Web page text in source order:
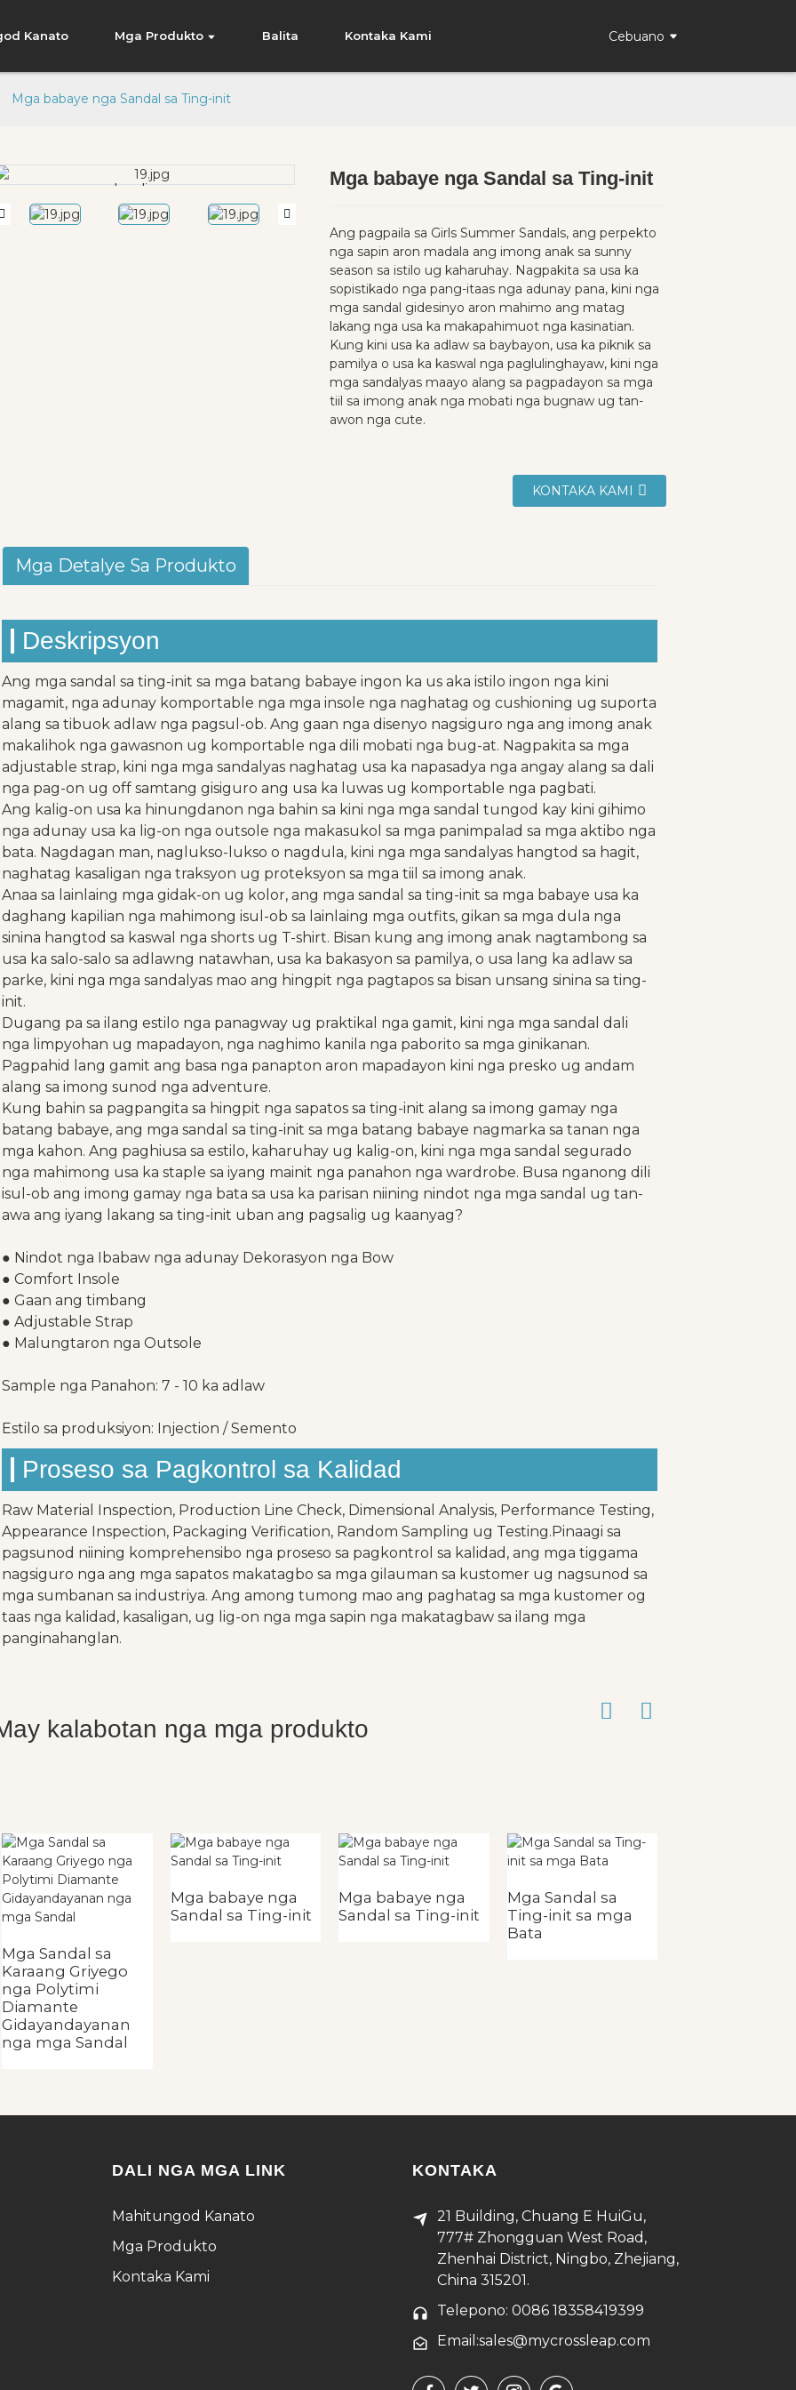
Kanato Mga Produkto Balita Kontaka Kami Cebuano
Mga babaye nga Sandal sa Ting-init
Loading...
Loading... Loading...
Loading...
Mga babaye nga Sandal sa Ting-init
Ang pagpaila sa Girls Summer Sandals, ang perpekto
nga sapin aron madala ang imong anak sa sunny
season sa istilo ug kaharuhay. Nagpakita sa usa ka
sopistikado nga pang-itaas nga adunay pana, kini nga
mga sandal gidesinyo aron mahimo ang matag
lakang nga usa ka makapahimuot nga kasinatian.
Kung kini usa ka adlaw sa baybayon, usa ka piknik sa
pamilya o usa ka kaswal nga paglulinghayaw, kini nga
mga sandalyas maayo alang sa pagpadayon sa mga
tiil sa imong anak nga mobati nga bugnaw ug tan-
awon nga cute.
KONTAKA KAMI
Mga Detalye Sa Produkto
Deskripsyon
Ang mga sandal sa ting-init sa mga batang babaye ingon ka us aka istilo ingon nga kini
magamit, nga adunay komportable nga mga insole nga naghatag og cushioning ug suporta
alang sa tibuok adlaw nga pagsul-ob. Ang gaan nga disenyo nagsiguro nga ang imong anak
makalihok nga gawasnon ug komportable nga dili mobati nga bug-at. Nagpakita sa mga
adjustable strap, kini nga mga sandalyas naghatag usa ka napasadya nga angay alang sa dali
nga pag-on ug off samtang gisiguro ang usa ka luwas ug komportable nga pagbati.
Ang kalig-on usa ka hinungdanon nga bahin sa kini nga mga sandal tungod kay kini gihimo
nga adunay usa ka lig-on nga outsole nga makasukol sa mga panimpalad sa mga aktibo nga
bata. Nagdagan man, naglukso-lukso o nagdula, kini nga mga sandalyas hangtod sa hagit,
naghatag kasaligan nga traksyon ug proteksyon sa mga tiil sa imong anak.
Anaa sa lainlaing mga gidak-on ug kolor, ang mga sandal sa ting-init sa mga babaye usa ka
daghang kapilian nga mahimong isul-ob sa lainlaing mga outfits, gikan sa mga dula nga
sinina hangtod sa kaswal nga shorts ug T-shirt. Bisan kung ang imong anak nagtambong sa
usa ka salo-salo sa adlawng natawhan, usa ka bakasyon sa pamilya, o usa lang ka adlaw sa
parke, kini nga mga sandalyas mao ang hingpit nga pagtapos sa bisan unsang sinina sa ting-
init.
Dugang pa sa ilang estilo nga panagway ug praktikal nga gamit, kini nga mga sandal dali
nga limpyohan ug mapadayon, nga naghimo kanila nga paborito sa mga ginikanan.
Pagpahid lang gamit ang basa nga panapton aron mapadayon kini nga presko ug andam
alang sa imong sunod nga adventure.
Kung bahin sa pagpangita sa hingpit nga sapatos sa ting-init alang sa imong gamay nga
batang babaye, ang mga sandal sa ting-init sa mga batang babaye nagmarka sa tanan nga
mga kahon. Ang paghiusa sa estilo, kaharuhay ug kalig-on, kini nga mga sandal segurado
nga mahimong usa ka staple sa iyang mainit nga panahon nga wardrobe. Busa nganong dili
isul-ob ang imong gamay nga bata sa usa ka parisan niining nindot nga mga sandal ug tan-
awa ang iyang lakang sa ting-init uban ang pagsalig ug kaanyag?
● Nindot nga Ibabaw nga adunay Dekorasyon nga Bow
● Comfort Insole
● Gaan ang timbang
● Adjustable Strap
● Malungtaron nga Outsole
Sample nga Panahon: 7 - 10 ka adlaw
Estilo sa produksiyon: Injection / Semento
Proseso sa Pagkontrol sa Kalidad
Raw Material Inspection, Production Line Check, Dimensional Analysis, Performance Testing,
Appearance Inspection, Packaging Verification, Random Sampling ug Testing.Pinaagi sa
pagsunod niining komprehensibo nga proseso sa pagkontrol sa kalidad, ang mga tiggama
nagsiguro nga ang mga sapatos makatagbo sa mga gilauman sa kustomer ug nagsunod sa
mga sumbanan sa industriya. Ang among tumong mao ang paghatag sa mga kustomer og
taas nga kalidad, kasaligan, ug lig-on nga mga sapin nga makatagbaw sa ilang mga
panginahanglan.
kalabotan nga mga produkto
Mga Sandal sa
Karaang Griyego
nga Polytimi
Diamante
Gidayandayanan
nga mga Sandal
Mga babaye nga
Sandal sa Ting-init
Mga babaye nga
Sandal sa Ting-init
Mga Sandal sa
Ting-init sa mga
Bata
DALI NGA MGA LINK
Mahitungod Kanato
Mga Produkto
Kontaka Kami
KONTAKA
21 Building, Chuang E HuiGu,
777# Zhongguan West Road,
Zhenhai District, Ningbo, Zhejiang,
China 315201.
Telepono: 0086 18358419399
Email:sales@mycrossleap.com